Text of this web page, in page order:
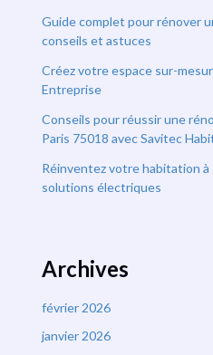
Guide complet pour rénover
conseils et astuces
Créez votre espace sur-
Entreprise
Conseils pour réussir une
Paris 75018 avec Savitec
Réinventez votre habitation à
solutions électriques
Archives
février 2026
janvier 2026